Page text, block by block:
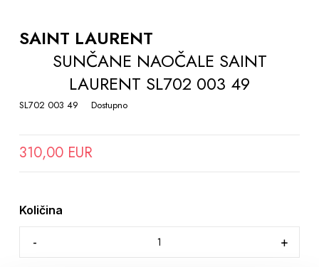
THE
BEGINNING
GALLERY
SAINT LAURENT
SUNČANE NAOČALE SAINT
LAURENT SL702 003 49
SL702 003 49 Dostupno
310,00 EUR
Količina